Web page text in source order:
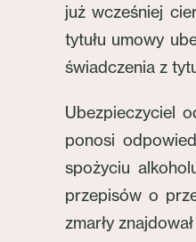
już wcześniej
tytułu umowy
świadczenia z
Ubezpieczyciel
ponosi
spożyciu
przepisów o
zmarły